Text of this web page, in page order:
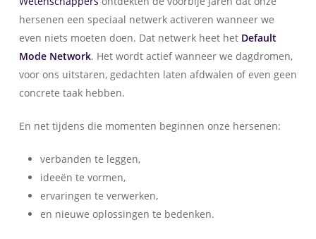
hersenen een speciaal netwerk activeren wanneer we
even niets moeten doen. Dat netwerk heet het Default
Mode Network. Het wordt actief wanneer we dagdromen,
voor ons uitstaren, gedachten laten afdwalen of even geen
concrete taak hebben.
En net tijdens die momenten beginnen onze hersenen:
verbanden te leggen,
ideeën te vormen,
ervaringen te verwerken,
en nieuwe oplossingen te bedenken.